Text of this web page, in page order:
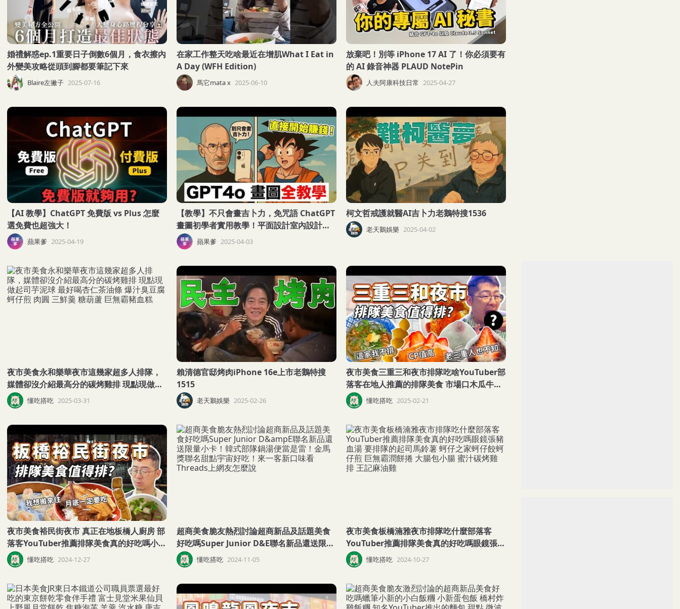
婚禮解惑ep.1重要日子倒數6個月，食衣擦內
外變美攻略從頭到腳都要筆記下來
Blaire左撇子 2025-07-16
在家工作整天吃啥最近在增肌What I Eat in
A Day (WFH Edition)
馬它mata x 2025-06-10
放棄吧！別等 iPhone 17 AI 了！你必須要有
的 AI 錄音神器 PLAUD NotePin
人夫阿康科技日常 2025-04-27
【AI 教學】ChatGPT 免費版 vs Plus 怎麼
選免費也超強大！
蘋果爹 2025-04-19
【教學】不只會畫吉卜力，免咒語 ChatGPT
畫圖初學者實用教學！平面設計室內設計
Line 貼圖
蘋果爹 2025-04-03
柯文哲戒護就醫AI吉卜力老鵝特搜1536
老天鵝娛樂 2025-04-02
夜市美食永和樂華夜市這幾家超多人排隊，
媒體卻沒介紹最高分的碳烤雞排 現點現做起
司芋泥球 最好喝杏仁茶油條 爆汁臭豆腐 蚵
仔煎 肉圓 三鮮羹 糖葫蘆 巨無霸豬血糕
懂吃搭吃 2025-03-31
賴清德官邸烤肉iPhone 16e上市老鵝特搜
1515
老天鵝娛樂 2025-02-26
夜市美食三重三和夜市排隊吃啥YouTuber部
落客在地人推薦的排隊美食 市場口木瓜牛奶
明月堂草莓大福 嘉義地瓜球 萬粒肉圓 蚵四
海蚵仔煎 蜜汁雞排 台灣蕃薯可頌
懂吃搭吃 2025-02-21
夜市美食裕民街夜市 真正在地板橋人廚房 部
落客YouTuber推薦排隊美食真的好吃嗎小籠
湯包 月底美食15元滷肉飯 中藥豬血湯 車輪
餅蛋糕 炸雞 鹽酥雞 甘草芭樂 藥膳雞湯 地瓜
懂吃搭吃 2024-12-27
超商美食脆友熱烈討論超商新品及話題美食
好吃嗎Super Junior D&E聯名新品還送限量
小卡！韓式部隊鍋湯便當是雷！金馬獎聯名
甜點宇宙好吃！來一客新口味看Threads上
懂吃搭吃 2024-11-05
夜市美食板橋湳雅夜市排隊吃什麼部落客
YouTuber推薦排隊美食真的好吃嗎眼鏡張豬
血湯 要排隊的起司馬鈴薯 蚵仔之家蚵仔餃蚵
仔煎 巨無霸潤餅捲 大腸包小腸 蜜汁碳烤雞
懂吃搭吃 2024-10-27